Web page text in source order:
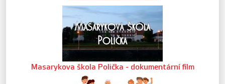
Masarykova škola Polička - dokumentární film